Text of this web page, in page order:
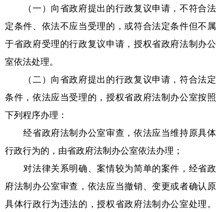
（一）向省政府提出的行政复议申请，不符合法
定条件、依法不应当受理的，或符合法定条件但不属
于省政府受理的行政复议申请，授权省政府法制办公
室依法处理。
（二）向省政府提出的行政复议申请，符合法定
条件，依法应当受理的，授权省政府法制办公室按照
下列程序办理：
经省政府法制办公室审查，依法应当维持原具体
行政行为的，由省政府法制办公室依法办理；
对法律关系明确、案情较为简单的案件，经省政
府法制办公室审查，依法应当撤销、变更或者确认原
具体行政行为违法的，授权省政府法制办公室处理。